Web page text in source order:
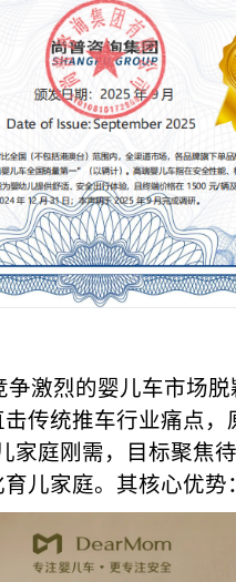
激烈的婴儿车市场
传统推车行业痛点
家庭刚需，目标聚焦
儿家庭。其核心优势